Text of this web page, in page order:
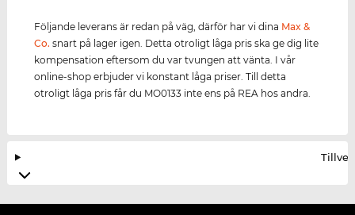
Följande leverans är redan på väg, därför har vi dina Max &
Co. snart på lager igen. Detta otroligt låga pris ska ge dig lite
kompensation eftersom du var tvungen att vänta. I vår
online-shop erbjuder vi konstant låga priser. Till detta
otroligt låga pris får du MO0133 inte ens på REA hos andra.